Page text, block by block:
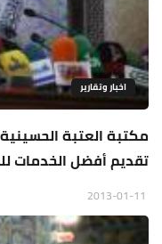
اخبار وتقارير
مكتبة العتبة
تقديم أفضل الخدمات